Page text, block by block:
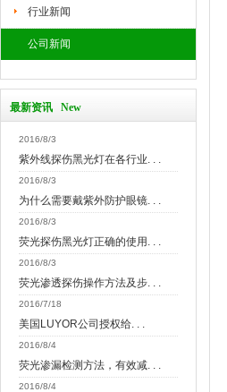
行业新闻
公司新闻
最新资讯 New
2016/8/3
紫外线探伤黑光灯在各行业. . .
2016/8/3
为什么需要戴紫外防护眼镜. . .
2016/8/3
荧光探伤黑光灯正确的使用. . .
2016/8/3
荧光渗透探伤操作方法及步. . .
2016/7/18
美国LUYOR公司授权给. . .
2016/8/4
荧光渗漏检测方法，有效减. . .
2016/8/4